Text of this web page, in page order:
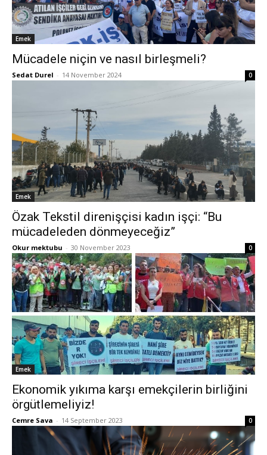
Emek
Mücadele niçin ve nasıl birleşmeli?
Sedat Durel - 14 November 2024 0
Emek
Özak Tekstil direnişçisi kadın işçi: “Bu
mücadeleden dönmeyeceğiz”
Okur mektubu - 30 November 2023 0
Emek
Ekonomik yıkıma karşı emekçilerin birliğini
örgütlemeliyiz!
Cemre Sava - 14 September 2023 0